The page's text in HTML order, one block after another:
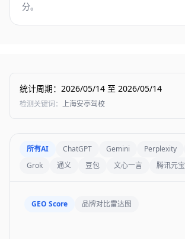
分。
统计周期： 2026/05/14 至 2026/05/14
检测关键词： 上海安亭驾校
所有AI ChatGPT Gemini Perplexity
Grok
通义 豆包 文心一言 腾讯元宝
GEO Score 品牌对比雷达图